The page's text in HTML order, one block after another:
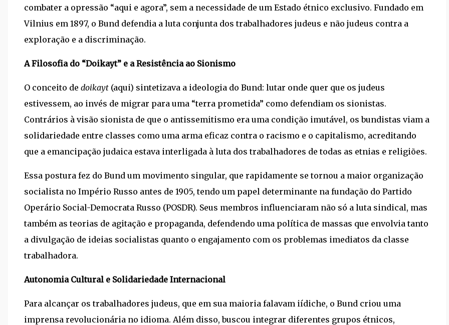
combater a opressão “aqui e agora”, sem a necessidade de um Estado étnico exclusivo. Fundado em
Vilnius em 1897, o Bund defendia a luta conjunta dos trabalhadores judeus e não judeus contra a
exploração e a discriminação.
A Filosofia do “Doikayt” e a Resistência ao Sionismo
O conceito de doikayt (aqui) sintetizava a ideologia do Bund: lutar onde quer que os judeus
estivessem, ao invés de migrar para uma “terra prometida” como defendiam os sionistas.
Contrários à visão sionista de que o antissemitismo era uma condição imutável, os bundistas viam a
solidariedade entre classes como uma arma eficaz contra o racismo e o capitalismo, acreditando
que a emancipação judaica estava interligada à luta dos trabalhadores de todas as etnias e religiões.
Essa postura fez do Bund um movimento singular, que rapidamente se tornou a maior organização
socialista no Império Russo antes de 1905, tendo um papel determinante na fundação do Partido
Operário Social-Democrata Russo (POSDR). Seus membros influenciaram não só a luta sindical, mas
também as teorias de agitação e propaganda, defendendo uma política de massas que envolvia tanto
a divulgação de ideias socialistas quanto o engajamento com os problemas imediatos da classe
trabalhadora.
Autonomia Cultural e Solidariedade Internacional
Para alcançar os trabalhadores judeus, que em sua maioria falavam iídiche, o Bund criou uma
imprensa revolucionária no idioma. Além disso, buscou integrar diferentes grupos étnicos,